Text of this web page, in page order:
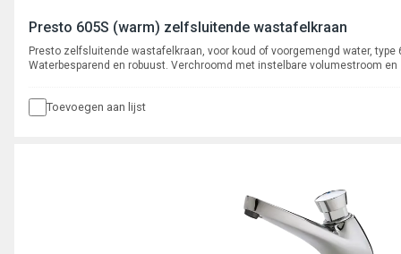
Presto 605S (warm) zelfsluitende wastafelkraan
Presto zelfsluitende wastafelkraan, voor koud of voorgemengd water, type
Waterbesparend en robuust. Verchroomd met instelbare volumestroom
Toevoegen aan lijst